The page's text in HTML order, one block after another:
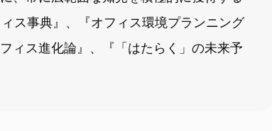
ス事典』、『オフィス環境プランニング
ィス進化論』、『「はたらく」の未来予